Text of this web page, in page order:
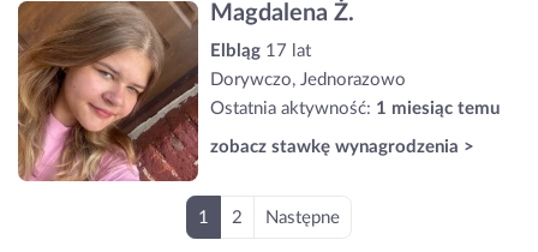
Magdalena Ż.
Elbląg 17 lat
Dorywczo, Jednorazowo
Ostatnia aktywność: 1 miesiąc temu
zobacz stawkę wynagrodzenia >
1 2 Następne